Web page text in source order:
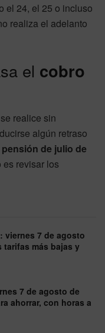
el 24, el 25 o incluso
realiza el adelanto
el cobro
realice sin
algún retraso
de julio de
es revisar los
viernes 7 de agosto
tarifas más bajas y
7 de agosto de
ahorrar, con horas a